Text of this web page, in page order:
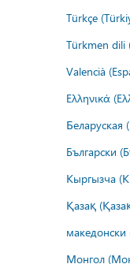
Türkçe
Türkmen dili
Valencià
Ελληνικά
Беларуская
Български
Кыргызча
Қазақ
Монгол